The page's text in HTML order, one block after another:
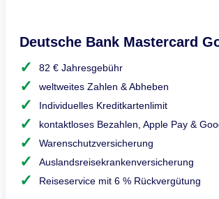
Deutsche Bank Mastercard
82 € Jahresgebühr
weltweites Zahlen & Abheben
Individuelles Kreditkartenlimit
kontaktloses Bezahlen, Apple Pay &
Warenschutzversicherung
Auslandsreisekrankenversicherung
Reiseservice mit 6 % Rückvergütung